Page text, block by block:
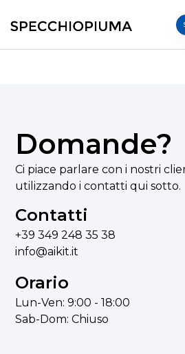
Domande?
Ci piace parlare con i nostri
utilizzando i contatti qui sotto.
Contatti
+39 349 248 35 38
info@aikit.it
Orario
Lun-Ven: 9:00 - 18:00
Sab-Dom: Chiuso